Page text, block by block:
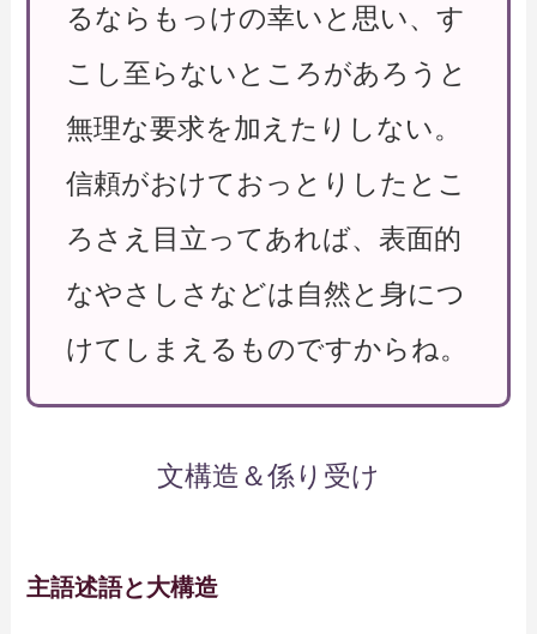
るならもっけの幸いと思い、す
こし至らないところがあろうと
無理な要求を加えたりしない。
信頼がおけておっとりしたとこ
ろさえ目立ってあれば、表面的
なやさしさなどは自然と身につ
けてしまえるものですからね。
文構造＆係り受け
主語述語と大構造